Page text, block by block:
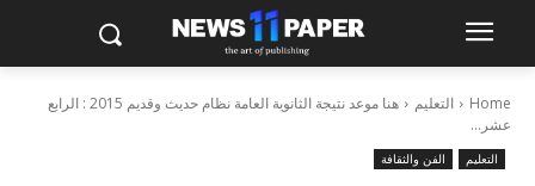
Home التعليم
هنا موعد نتيجة الثانوية العامة نظام حديث وقديم 2015 : الرابع
عشر...
التعليم الفن والثقافة